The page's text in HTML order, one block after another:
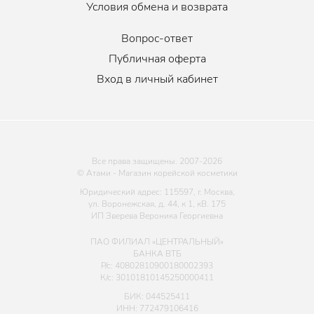
Условия обмена и возврата
Вопрос-ответ
Публичная оферта
Вход в личный кабинет
Все права защищены. 2007-2026
© Атами - Магазин корейской косметики
Юридический адрес: 115597, г. Москва,
ул. Воронежская, д. 44, к 1, кВ. 175
ИП Зверева Вероника Георгиевна
ПАО ФИЛИАЛ «ЦЕНТРАЛЬНЫЙ»
БАНКА ВТБ
Р/с: 40802810900180002393
К/с: 30101810145250000411
БИК: 044525411
ИНН: 772479106416